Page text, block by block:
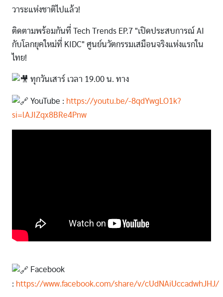
วาระแห่งชาติไปแล้ว!
ติดตามพร้อมกันที่ Tech Trends EP.7 "เปิดประสบการณ์ AI
กับโลกยุคใหม่ที่ KIDC" ศูนย์นวัตกรรมเสมือนจริงแห่งแรกใน
ไทย!
ทุกวันเสาร์ เวลา 19.00 น. ทาง
YouTube : https://youtu.be/-8qdYwgLO1k?
si=lAJIZqx8BRe4Pnw
Facebook
: https://www.facebook.com/share/v/cUdNAiUccadwhJHJ/